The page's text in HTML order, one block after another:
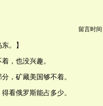
留言时间
。】
，也没兴趣。
，矿藏美国够不着。
看俄罗斯能占多少。